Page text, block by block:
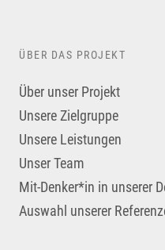
ÜBER DAS PROJEKT
Über unser Projekt
Unsere Zielgruppe
Unsere Leistungen
Unser Team
Mit-Denker*in in unserer
Auswahl unserer